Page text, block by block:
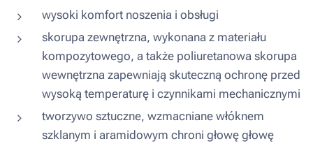
wysoki komfort noszenia i obsługi
skorupa zewnętrzna, wykonana z materiału
kompozytowego, a także poliuretanowa skorupa
wewnętrzna zapewniają skuteczną ochronę przed
wysoką temperaturę i czynnikami mechanicznymi
tworzywo sztuczne, wzmacniane włóknem
szklanym i aramidowym chroni głowę głowę